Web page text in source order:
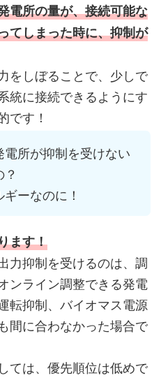
電所の量が、接続可能な
てしまった時に、抑制が
をしぼることで、少しで
統に接続できるようにす
です！
電所が抑制を受けない
ーなのに！
ます！
力抑制を受けるのは、調
ンライン調整できる発電
転抑制、バイオマス電源
間に合わなかった場合で
ては、優先順位は低めで